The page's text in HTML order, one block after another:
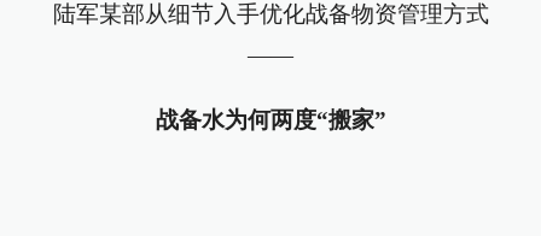
陆军某部从细节入手优化战备物资管理方式
——
战备水为何两度“搬家”